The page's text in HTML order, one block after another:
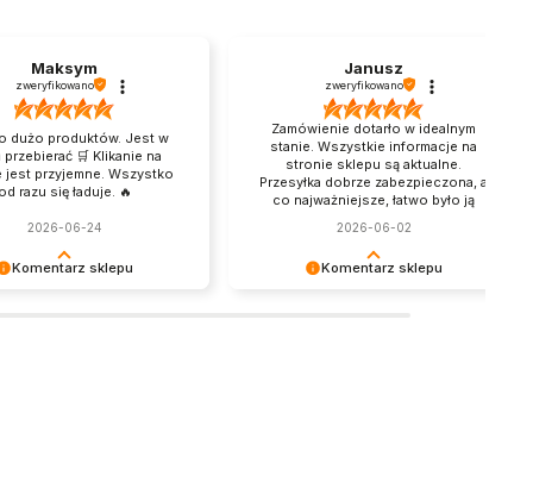
Komentarz sklepu
Maksym
zweryfikowano
dużo produktów. Jest w
przebierać 🛒 Klikanie na
jest przyjemne. Wszystko
od razu się ładuje. 🔥
2026-06-24
Komentarz sklepu
Janusz
zweryfikowano
Zamówienie dotarło w idealnym
stanie. Wszystkie informacje na
stronie sklepu są aktualne.
Przesyłka dobrze zabezpieczona, a
co najważniejsze, łatwo było ją
zapakowana, cena korzystna, towar
nowy, pełnowartościowy, zgodny z
zamówieniem i opisem.
2026-06-02